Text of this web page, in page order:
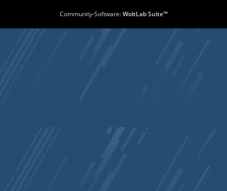
Community-Software:WoltLab Suite™